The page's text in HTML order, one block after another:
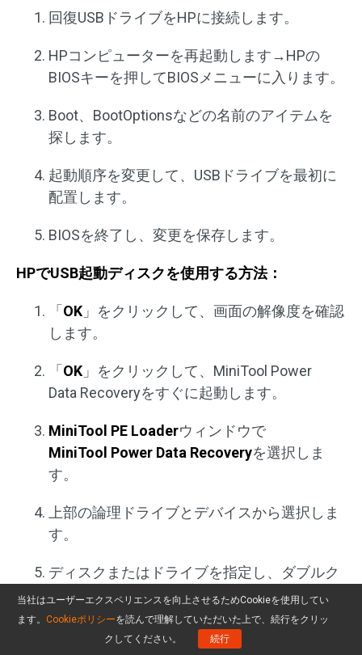
回復USBドライブをHPに接続します。
HPコンピューターを再起動します→HPの
BIOSキーを押してBIOSメニューに入ります。
Boot、BootOptionsなどの名前のアイテムを
探します。
起動順序を変更して、USBドライブを最初に
配置します。
BIOSを終了し、変更を保存します。
HPでUSB起動ディスクを使用する方法：
「OK 」をクリックして、画面の解像度を確認
します。
「OK 」をクリックして、MiniTool Power
Data Recoveryをすぐに起動します。
MiniTool PE Loaderウィンドウで
MiniTool Power Data Recoveryを選択しま
す。
上部の論理ドライブとデバイスから選択しま
す。
ディスクまたはドライブを指定し、ダブルク
リックしてフルスキャンを開始します。
スキャンが完了したら、スキャン結果を参照
当社はユーザーエクスペリエンスを向上させるためCookieを使用してい
ます。 Cookieポリシーを読んで理解していただいた上で、続行をクリッ
クしてください。
続行